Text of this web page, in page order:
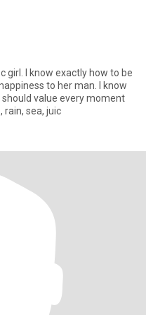
girl. I know exactly how to be
to her man. I know
value every moment
sea, juic